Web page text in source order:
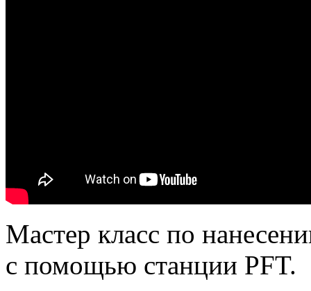
Мастер класс по
с помощью станции PFT.